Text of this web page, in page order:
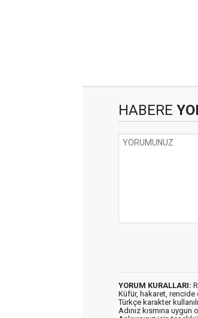
HABERE
YORUM KURALLARI:
Küfür, hakaret, rencide
Türkçe karakter
Adınız kısmına